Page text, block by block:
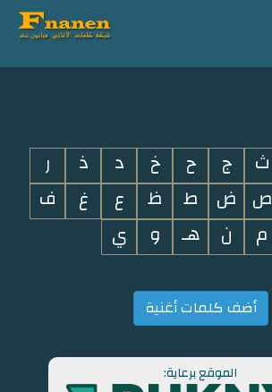
ث ج ح خ د ذ
ر
ص ض ط ظ ع غ
ف
م ن هـ و ي
أضف كلمات أغنية
الموقع برعاية: